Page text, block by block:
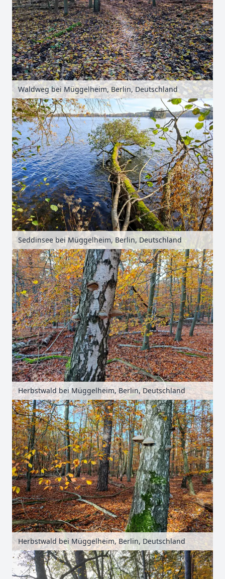
Waldweg bei Müggelheim, Berlin, Deutschland
Seddinsee bei Müggelheim, Berlin, Deutschland
Herbstwald bei Müggelheim, Berlin, Deutschland
Herbstwald bei Müggelheim, Berlin, Deutschland